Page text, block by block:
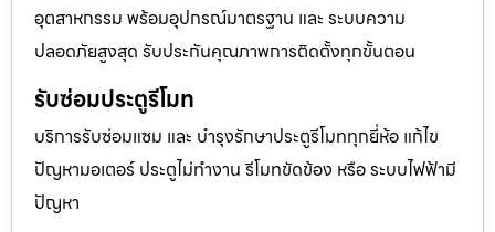
อุตสาหกรรม พร้อมอุปกรณ์มาตรฐาน และ ระบบความ
ปลอดภัยสูงสุด รับประกันคุณภาพการติดตั้งทุกขั้นตอน
รับซ่อมประตูรีโมท
บริการรับซ่อมแซม และ บำรุงรักษาประตูรีโมททุกยี่ห้อ แก้ไข
ปัญหามอเตอร์ ประตูไม่ทำงาน รีโมทขัดข้อง หรือ ระบบไฟฟ้ามี
ปัญหา